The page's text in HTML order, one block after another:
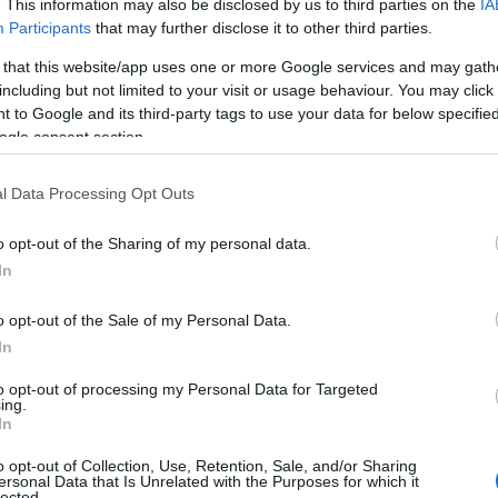
This information may also be disclosed by us to third parties on the
Participants that may further disclose it to other third parties.
this website/app uses one or more Google services and may
but not limited to your visit or usage behaviour. You may
to Google and its third-party tags to use your data for below
consent section.
Data Processing Opt Outs
opt-out of the Sharing of my personal data.
opt-out of the Sale of my Personal Data.
opt-out of processing my Personal Data for Targeted
opt-out of Collection, Use, Retention, Sale, and/or Sharing
Data that Is Unrelated with the Purposes for which it
απόφαση ορίζεται αναλυτικά ο αριθμός των
βασικούς πίνακες που καθορίζουν το πλαίσιο μέσα
ανταγωνισμό σε κάθε επιστημονικό πεδίο.
φέρει ημερομηνία 12 Μαΐου 2026 και αφορά
των υποψηφίων που συμμετέχουν στις
2026: Οι θέσεις σε υψηλής ζήτησης
2026: Πότε μηδενίζεται η κόλλα στις
Νομικές Σχολές, η απόφαση προβλέπει 400
Οι συγκεκριμένες σχολές διατηρούν